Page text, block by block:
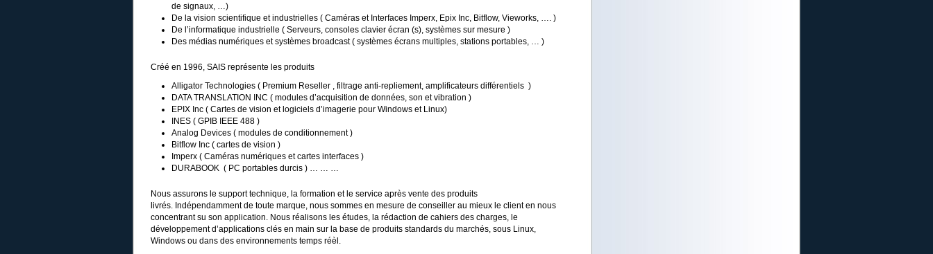
de signaux, …)
De la vision scientifique et industrielles ( Caméras et Interfaces Imperx, Epix Inc, Bitflow, Vieworks, …. )
De l’informatique industrielle ( Serveurs, consoles clavier écran (s), systèmes sur mesure )
Des médias numériques et systèmes broadcast ( systèmes écrans multiples, stations portables, … )
Créé en 1996, SAIS représente les produits
Alligator Technologies ( Premium Reseller , filtrage anti-repliement, amplificateurs différentiels )
DATA TRANSLATION INC ( modules d’acquisition de données, son et vibration )
EPIX Inc ( Cartes de vision et logiciels d’imagerie pour Windows et Linux)
INES ( GPIB IEEE 488 )
Analog Devices ( modules de conditionnement )
Bitflow Inc ( cartes de vision )
Imperx ( Caméras numériques et cartes interfaces )
DURABOOK ( PC portables durcis ) … … …
Nous assurons le support technique, la formation et le service après vente des produits
livrés. Indépendamment de toute marque, nous sommes en mesure de conseiller au mieux le client en nous
concentrant su son application. Nous réalisons les études, la rédaction de cahiers des charges, le
développement d’applications clés en main sur la base de produits standards du marchés, sous Linux,
Windows ou dans des environnements temps réèl.